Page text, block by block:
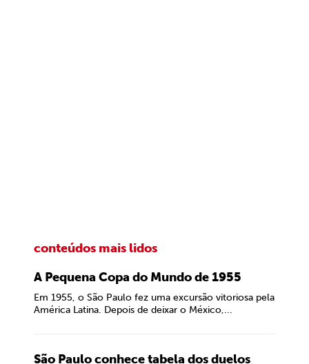
conteúdos mais lidos
A Pequena Copa do Mundo de 1955
Em 1955, o São Paulo fez uma excursão vitoriosa pela
América Latina. Depois de deixar o México,...
São Paulo conhece tabela dos duelos